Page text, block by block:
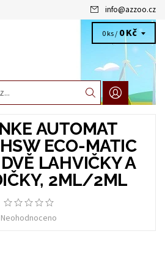
info@azzoo.cz
0 ks / 0 Kč
AUTOMAT
ECO-MATIC
LAHVIČKY A
2ML/2ML
Neohodnoceno